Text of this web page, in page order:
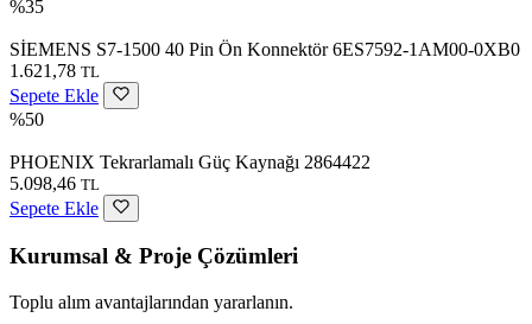
%35
SİEMENS S7-1500 40 Pin Ön Konnektör 6ES7592-1AM00-0XB0
1.621,78 TL
Sepete Ekle
%50
PHOENIX Tekrarlamalı Güç Kaynağı 2864422
5.098,46 TL
Sepete Ekle
Kurumsal & Proje Çözümleri
Toplu alım avantajlarından yararlanın.